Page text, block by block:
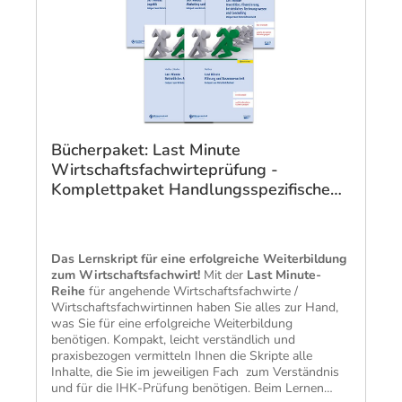
Bücherpaket: Last Minute
Wirtschaftsfachwirteprüfung -
Komplettpaket Handlungsspezifische
Das Lernskript für eine erfolgreiche Weiterbildung
zum Wirtschaftsfachwirt! Mit der Last Minute-
Reihe für angehende Wirtschaftsfachwirte /
Wirtschaftsfachwirtinnen haben Sie alles zur Hand,
was Sie für eine erfolgreiche Weiterbildung
benötigen. Kompakt, leicht verständlich und
praxisbezogen vermitteln Ihnen die Skripte alle
Inhalte, die Sie im jeweiligen Fach zum Verständnis
und für die IHK-Prüfung benötigen​. Beim Lernen